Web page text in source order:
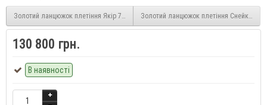
Золотий ланцюжок плетіння Якір 7/0083 Золотий ланцюжок плетіння Снейк 7/
130 800 грн.
В наявності